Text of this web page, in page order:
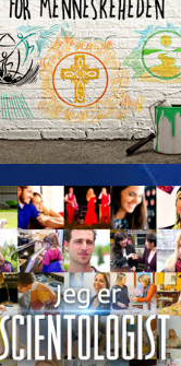
UDFORSK SERIEN